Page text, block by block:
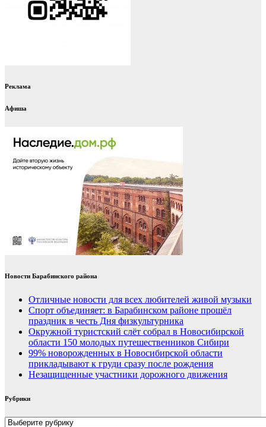
Реклама
Афиша
Новости Барабинского района
Отличные новости для всех любителей живой музыки
Спорт объединяет: в Барабинском районе прошёл
праздник в честь Дня физкультурника
Окружной туристский слёт собрал в Новосибирской
области 150 молодых путешественников Сибири
99% новорожденных в Новосибирской области
прикладывают к груди сразу после рождения
Незащищенные участники дорожного движения
Рубрики
Рубрики